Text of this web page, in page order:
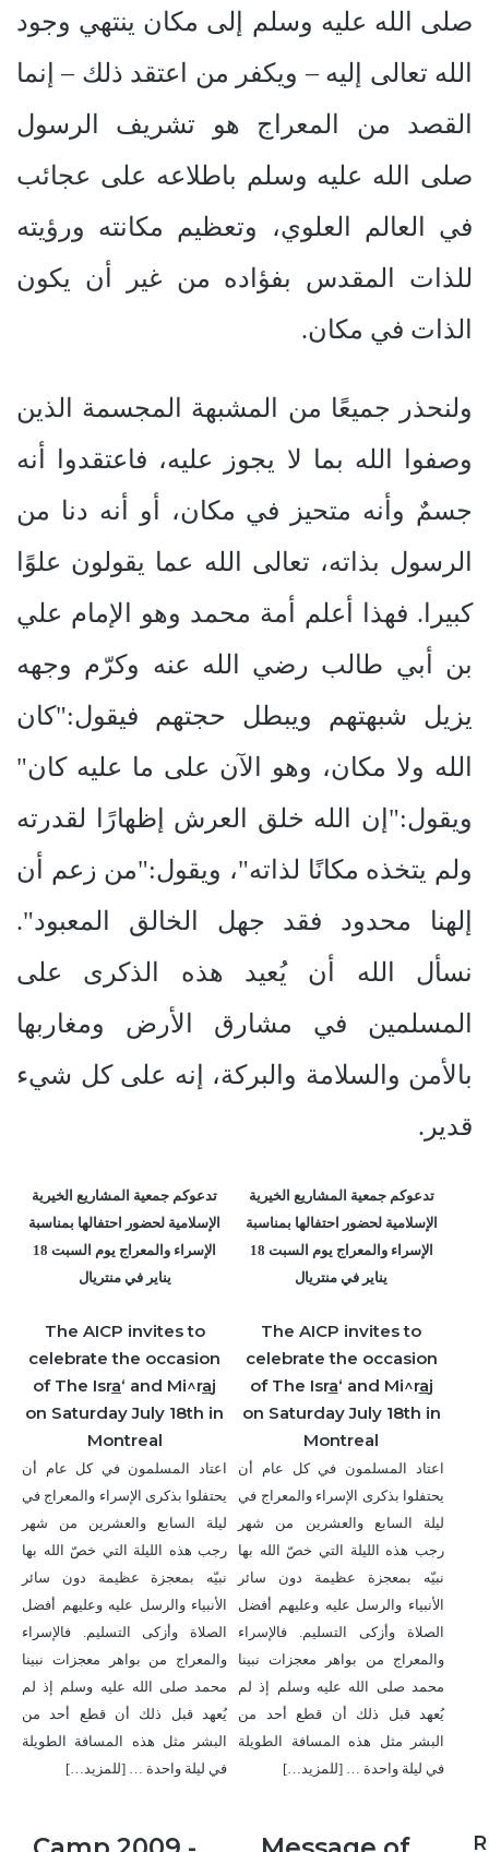
صلى الله عليه وسلم إلى مكان ينتهي وجود
الله تعالى إليه – ويكفر من اعتقد ذلك – إنما
القصد من المعراج هو تشريف الرسول
صلى الله عليه وسلم باطلاعه على عجائب
في العالم العلوي، وتعظيم مكانته ورؤيته
للذات المقدس بفؤاده من غير أن يكون
الذات في مكان.
ولنحذر جميعًا من المشبهة المجسمة الذين
وصفوا الله بما لا يجوز عليه، فاعتقدوا أنه
جسمٌ وأنه متحيز في مكان، أو أنه دنا من
الرسول بذاته، تعالى الله عما يقولون علوًا
كبيرا. فهذا أعلم أمة محمد وهو الإمام علي
بن أبي طالب رضي الله عنه وكرّم وجهه
يزيل شبهتهم ويبطل حجتهم فيقول:"كان
الله ولا مكان، وهو الآن على ما عليه كان"
ويقول:"إن الله خلق العرش إظهارًا لقدرته
ولم يتخذه مكانًا لذاته"، ويقول:"من زعم أن
إلهنا محدود فقد جهل الخالق المعبود".
نسأل الله أن يُعيد هذه الذكرى على
المسلمين في مشارق الأرض ومغاربها
بالأمن والسلامة والبركة، إنه على كل شيء
قدير.
تدعوكم جمعية المشاريع الخيرية
الإسلامية لحضور احتفالها بمناسبة
الإسراء والمعراج يوم السبت 18
يناير في منتريال
The AICP invites to
celebrate the occasion
of The Isra‘ and Mi^raj
on Saturday July 18th in
Montreal
اعتاد المسلمون في كل عام أن
يحتفلوا بذكرى الإسراء والمعراج في
ليلة السابع والعشرين من شهر
رجب هذه الليلة التي خصّ الله بها
نبيّه بمعجزة عظيمة دون سائر
الأنبياء والرسل عليه وعليهم أفضل
الصلاة وأزكى التسليم. فالإسراء
والمعراج من بواهر معجزات نبينا
محمد صلى الله عليه وسلم إذ لم
يُعهد قبل ذلك أن قطع أحد من
البشر مثل هذه المسافة الطويلة
في ليلة واحدة … [للمزيد…]
تدعوكم جمعية المشاريع الخيرية
الإسلامية لحضور احتفالها بمناسبة
الإسراء والمعراج يوم السبت 18
يناير في منتريال
The AICP invites to
celebrate the occasion
of The Isra‘ and Mi^raj
on Saturday July 18th in
Montreal
اعتاد المسلمون في كل عام أن
يحتفلوا بذكرى الإسراء والمعراج في
ليلة السابع والعشرين من شهر
رجب هذه الليلة التي خصّ الله بها
نبيّه بمعجزة عظيمة دون سائر
الأنبياء والرسل عليه وعليهم أفضل
الصلاة وأزكى التسليم. فالإسراء
والمعراج من بواهر معجزات نبينا
محمد صلى الله عليه وسلم إذ لم
يُعهد قبل ذلك أن قطع أحد من
البشر مثل هذه المسافة الطويلة
في ليلة واحدة … [للمزيد…]
Camp Message R